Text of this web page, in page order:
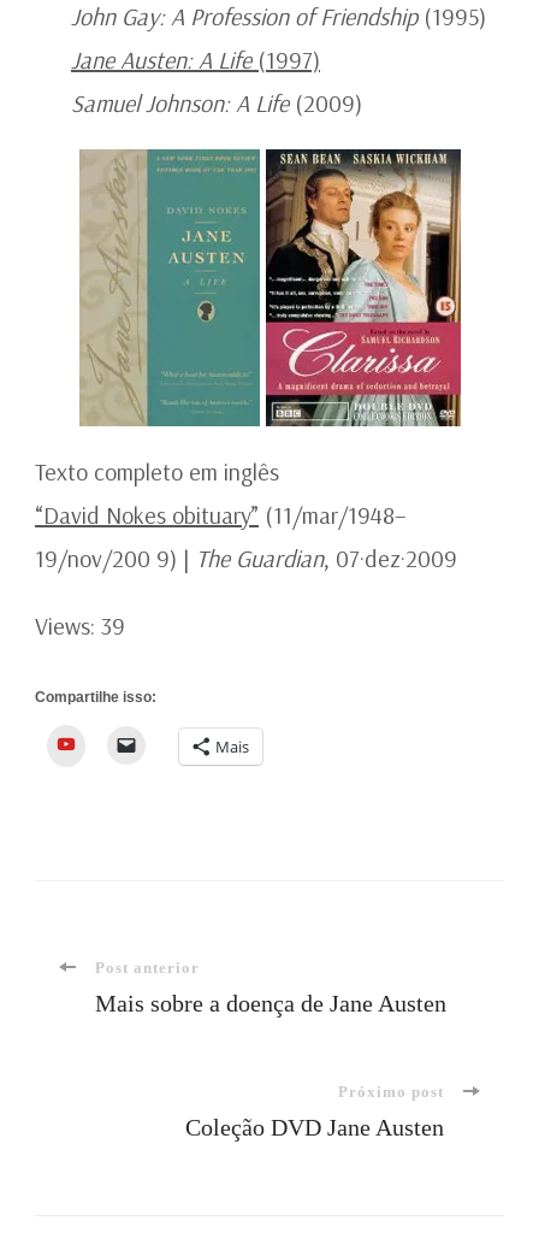
John Gay: A Profession of Friendship(1995)
Jane Austen: A Life(1997)
Samuel Johnson: A Life(2009)
Texto completo em inglês
“David Nokes obituary” (11/mar/1948–
19/nov/200 9) | The Guardian, 07·dez·2009
Views: 39
Compartilhe isso:
YouTube Mais
Navegação
Post anterior
Mais sobre a doença de Jane Austen
Próximo post
Coleção DVD Jane Austen